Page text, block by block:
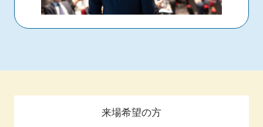
来場希望の方